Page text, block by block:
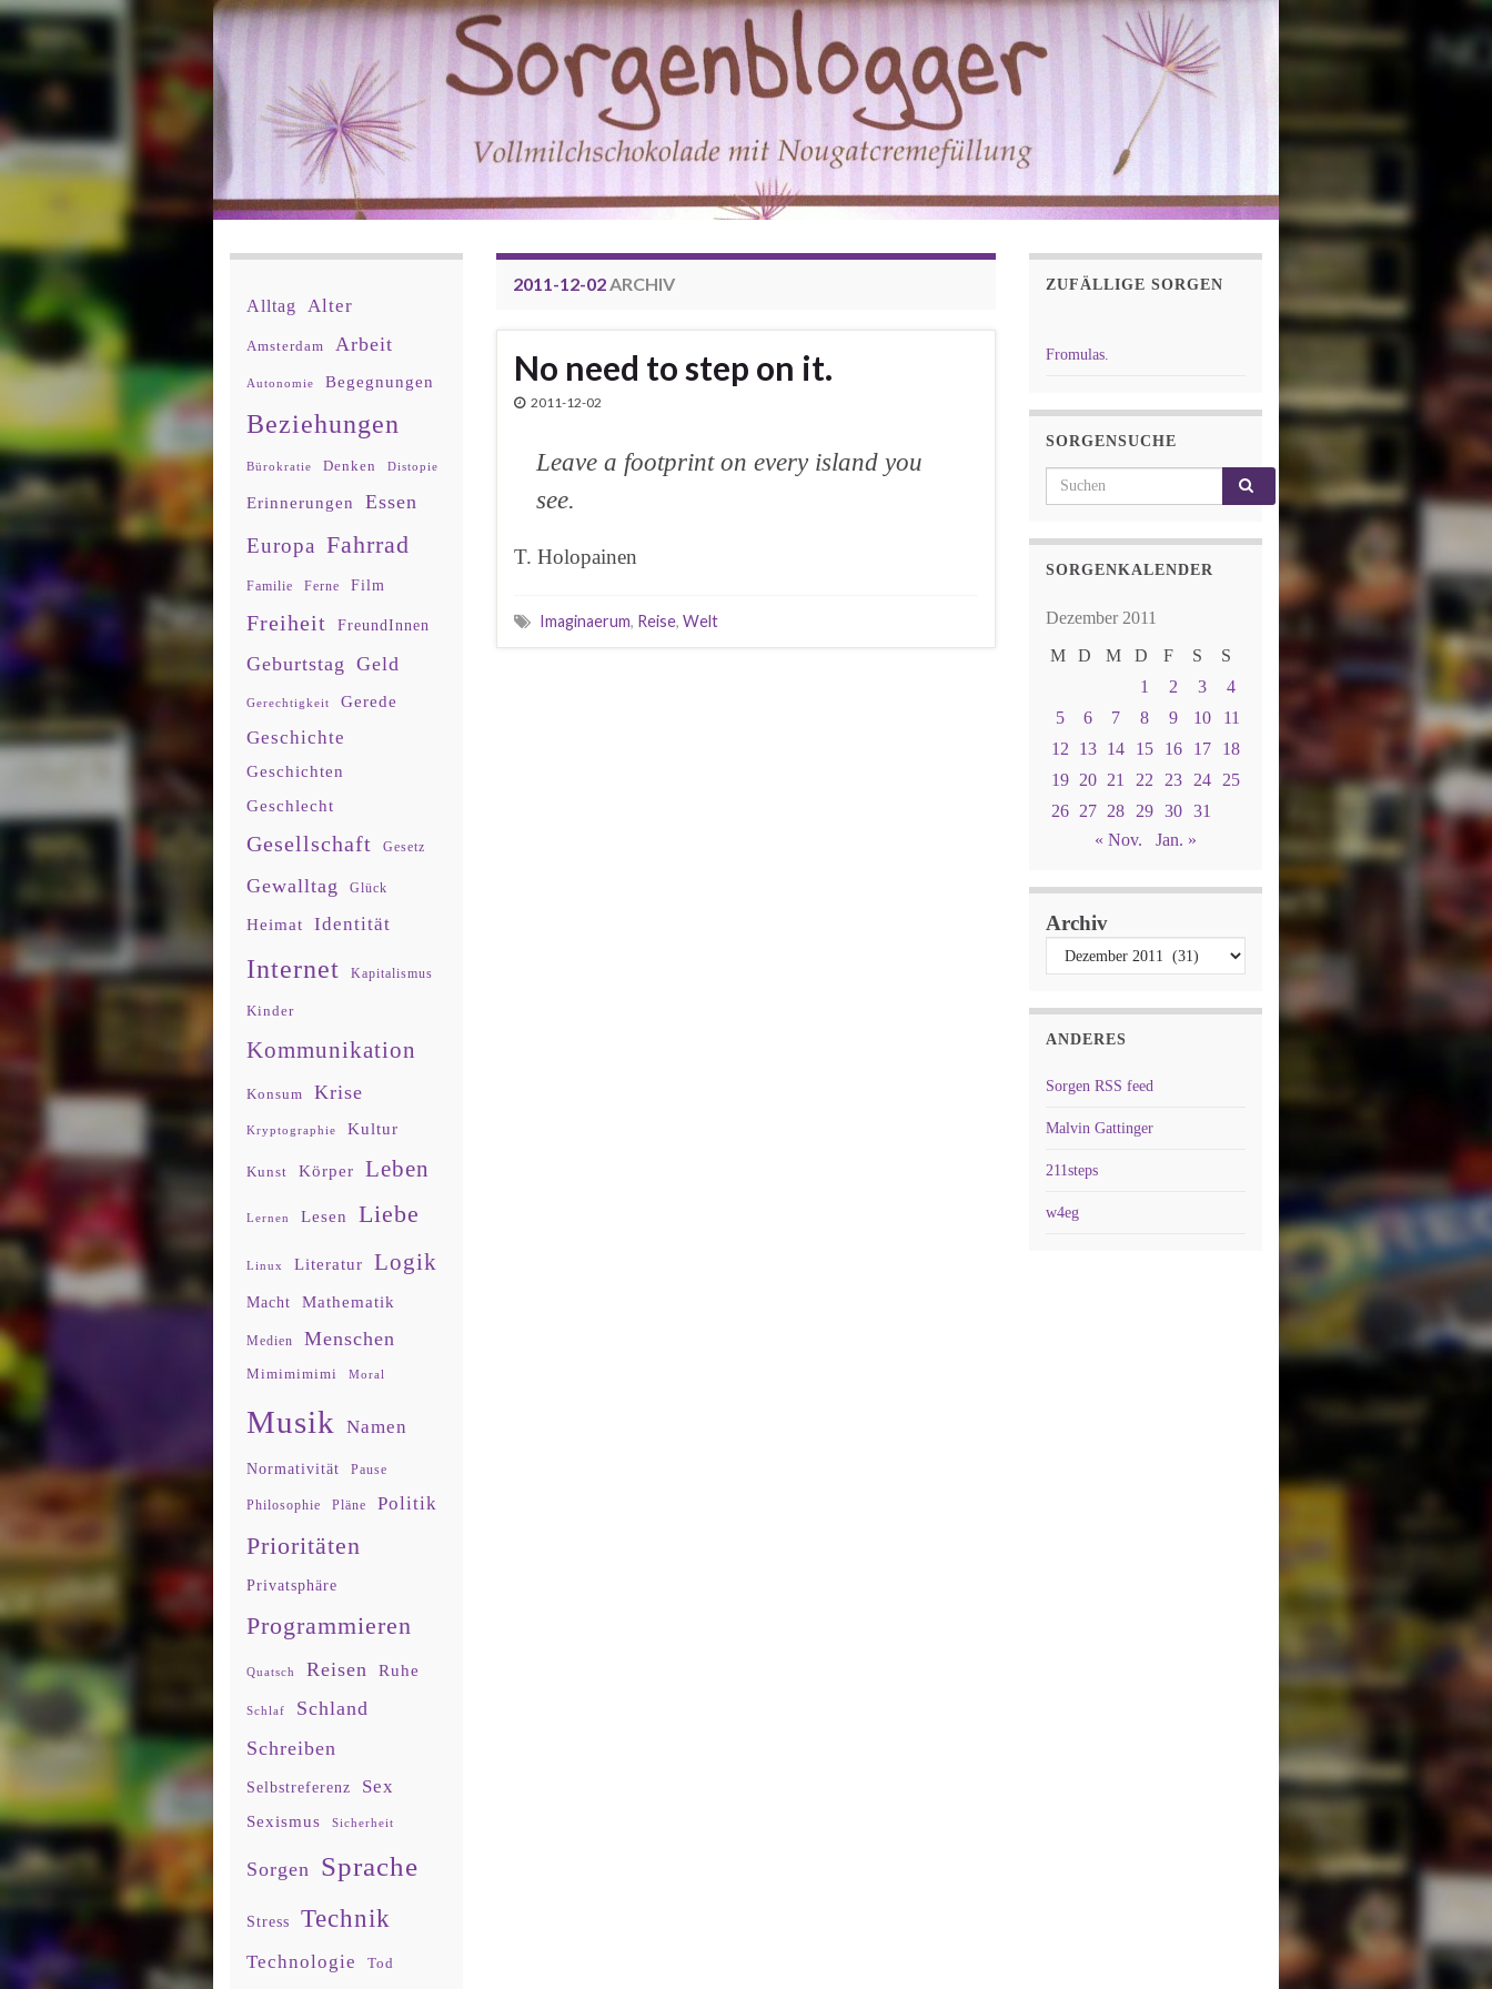
2011-12-02ARCHIV
No need to step on it.
2011-12-02
Leave a footprint on every island you
see.
T. Holopainen
Imaginaerum, Reise, Welt
Alltag Alter
Amsterdam Arbeit
Autonomie Begegnungen
Beziehungen
Bürokratie Denken Distopie
Erinnerungen Essen
Europa Fahrrad
Familie Ferne Film
Freiheit FreundInnen
Geburtstag Geld
Gerechtigkeit Gerede
Geschichte
Geschichten
Geschlecht
Gesellschaft Gesetz
Gewalltag Glück
Heimat Identität
Internet Kapitalismus
Kinder
Kommunikation
Konsum Krise
Kryptographie Kultur
Kunst Körper Leben
Lernen Lesen Liebe
Linux Literatur Logik
Macht Mathematik
Medien Menschen
Mimimimimi Moral
Musik Namen
Normativität Pause
Philosophie Pläne Politik
Prioritäten
Privatsphäre
Programmieren
Quatsch Reisen Ruhe
Schlaf
Schland
Schreiben
Selbstreferenz Sex
Sexismus Sicherheit
Sorgen Sprache
Stress Technik
Technologie Tod
ZUFÄLLIGE SORGEN
Fromulas.
SORGENSUCHE
Search for:
SORGENKALENDER
Dezember 2011
M
D M D F S
S
1
2 3
4
5
6 7 8 9 10
11
12
13 14 15 16 17
18
19
20 21 22 23 24
25
26
27 28 29 30 31
« Nov.
Jan. »
Archiv
ANDERES
Sorgen RSS feed
Malvin Gattinger
211steps
w4eg